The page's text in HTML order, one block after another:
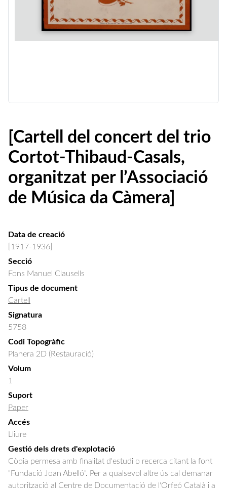
[Cartell del concert del trio
Cortot-Thibaud-Casals,
organitzat per l’Associació
de Música da Càmera]
Data de creació
[1917-1936]
Secció
Fons Manuel Clausells
Tipus de document
Cartell
Signatura
5758
Codi Topogràfic
Planera 2D (Restauració)
Volum
1
Suport
Paper
Accés
Lliure
Gestió dels drets d'explotació
Còpia permesa amb finalitat d'estudi o recerca citant la font
"Fundació Joan Abelló". Per a qualsevol altre ús cal demanar
autorització al Centre de Documentació de l'Orfeó Català i a